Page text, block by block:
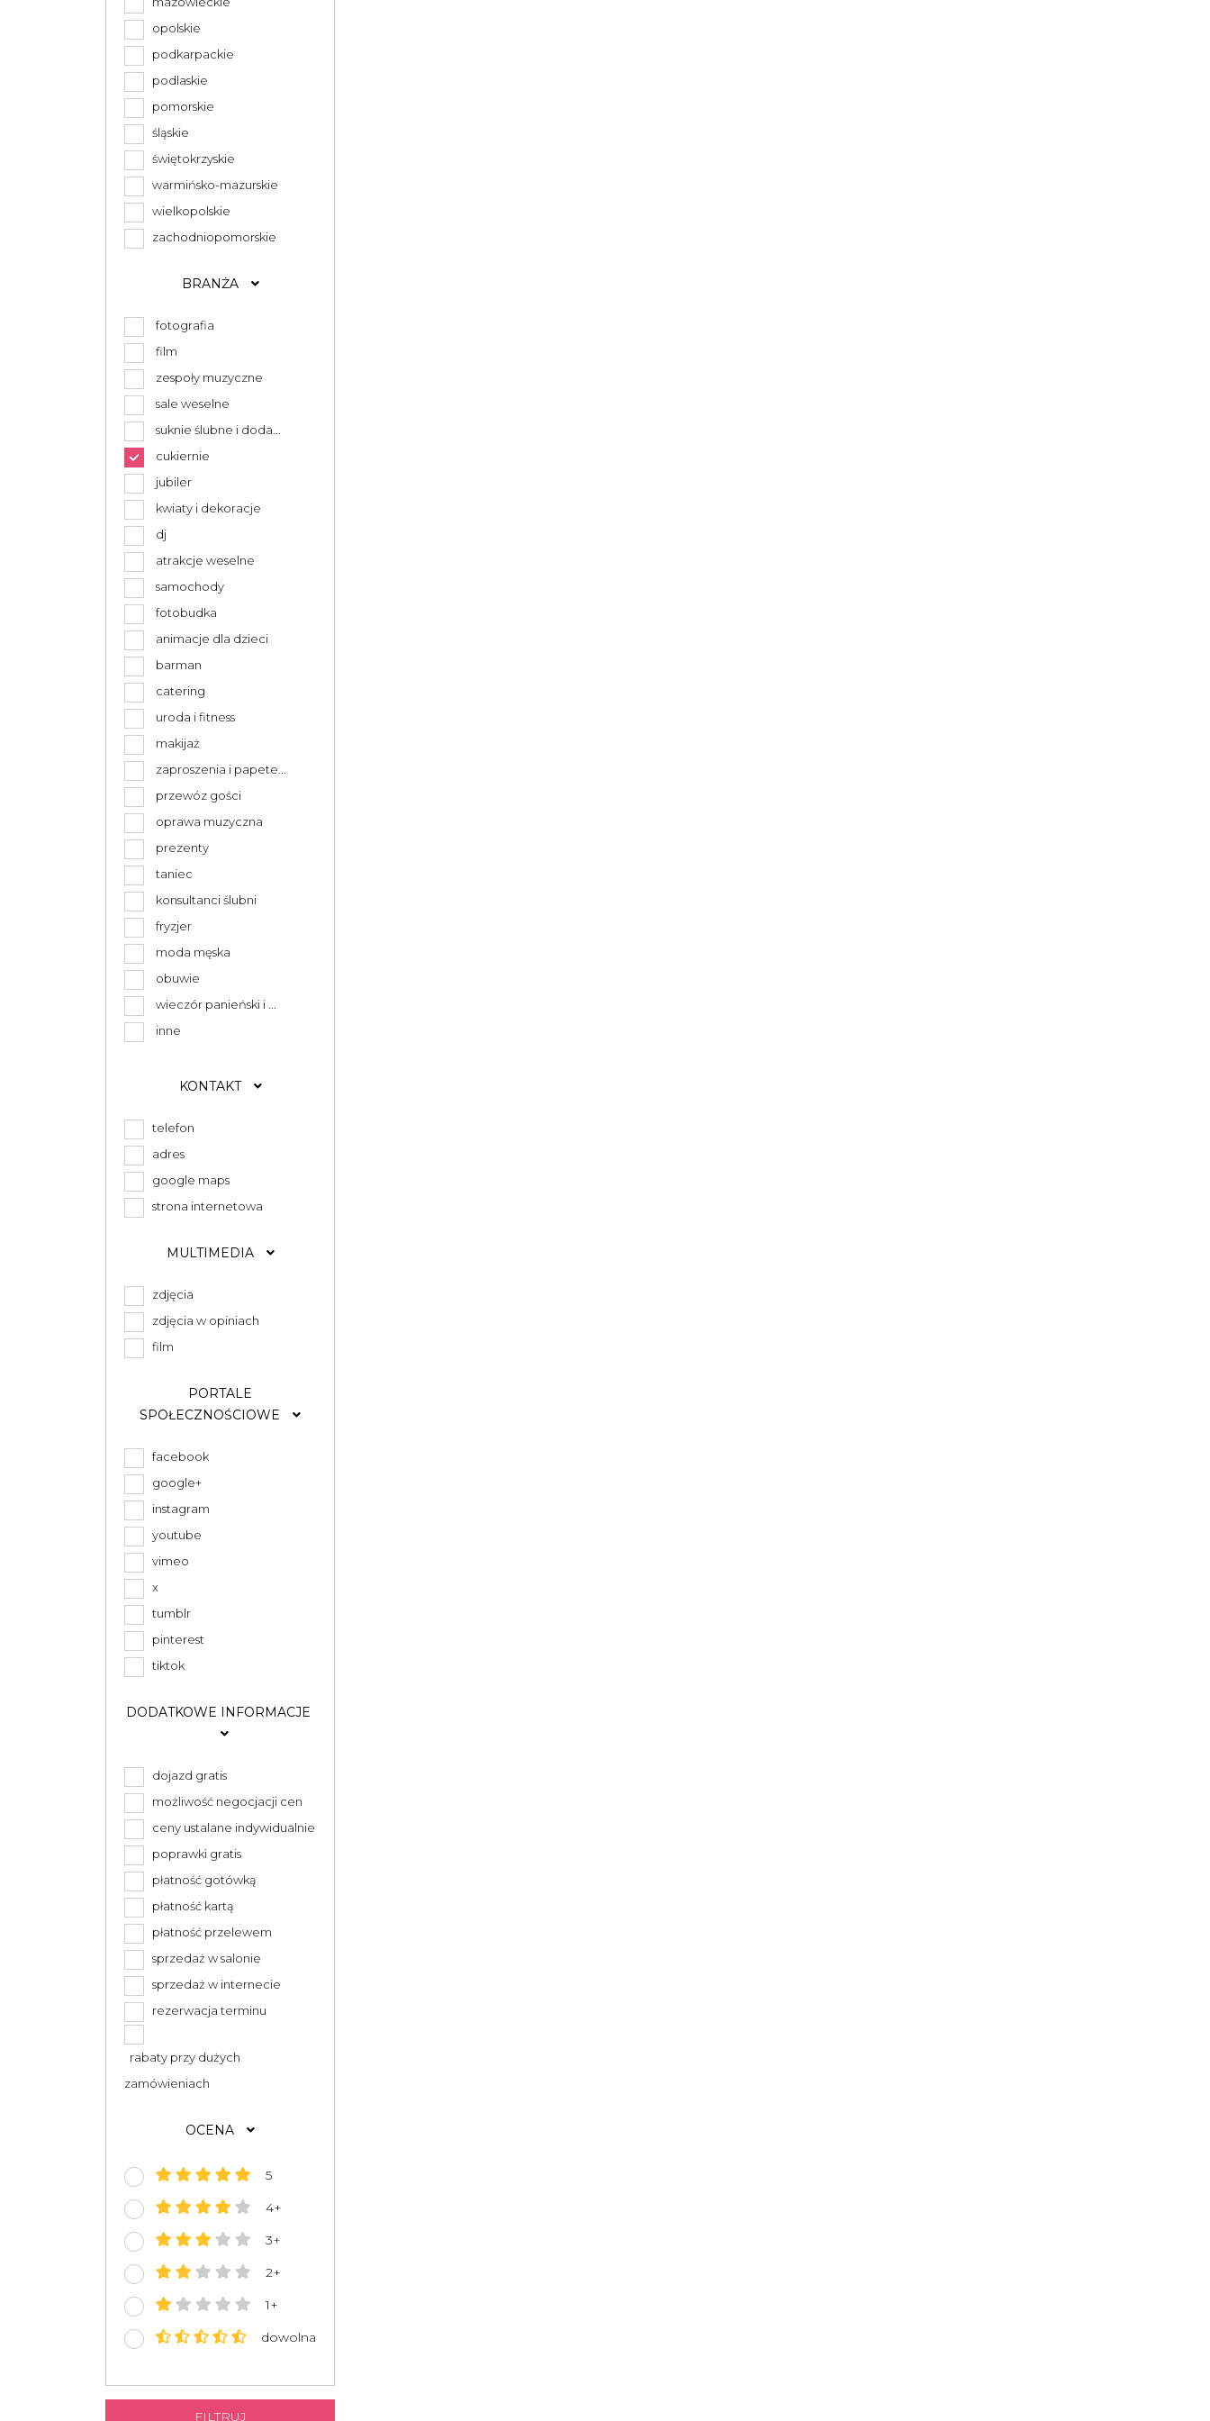
opolskie
podkarpackie
podlaskie
pomorskie
śląskie
świętokrzyskie
warmińsko-mazurskie
wielkopolskie
zachodniopomorskie
BRANŻA
fotografia
film
zespoły muzyczne
sale weselne
suknie ślubne i doda...
cukiernie
jubiler
kwiaty i dekoracje
dj
atrakcje weselne
samochody
fotobudka
animacje dla dzieci
barman
catering
uroda i fitness
makijaż
zaproszenia i papete...
przewóz gości
oprawa muzyczna
prezenty
taniec
konsultanci ślubni
fryzjer
moda męska
obuwie
wieczór panieński i ...
inne
KONTAKT
telefon
adres
google maps
strona internetowa
MULTIMEDIA
zdjęcia
zdjęcia w opiniach
film
PORTALE
SPOŁECZNOŚCIOWE
facebook
google+
instagram
youtube
vimeo
x
tumblr
pinterest
tiktok
DODATKOWE INFORMACJE
dojazd gratis
możliwość negocjacji cen
ceny ustalane indywidualnie
poprawki gratis
płatność gotówką
płatność kartą
płatność przelewem
sprzedaż w salonie
sprzedaż w internecie
rezerwacja terminu
rabaty przy dużych
zamówieniach
OCENA
5
4+
3+
2+
1+
dowolna
FILTRUJ